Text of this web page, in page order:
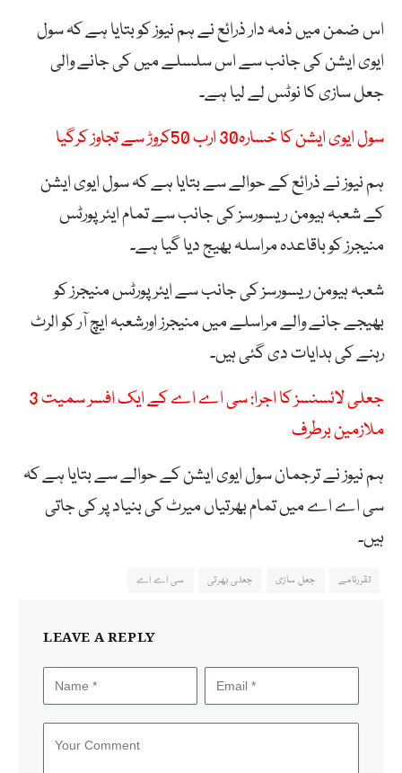
اس ضمن میں ذمہ دار ذرائع نے ہم نیوز کو بتایا ہے کہ سول
ایوی ایشن کی جانب سے اس سلسلے میں کی جانے والی
جعل سازی کا نوٹس لے لیا ہے۔
سول ایوی ایشن کا خسارہ30 ارب 50کروڑ سے تجاوز کرگیا
ہم نیوز نے ذرائع کے حوالے سے بتایا ہے کہ سول ایوی ایشن
کے شعبہ ہیومن ریسورسز کی جانب سے تمام ایئرپورٹس
منیجرز کو باقاعدہ مراسلہ بھیج دیا گیا ہے۔
شعبہ ہیومن ریسورسز کی جانب سے ایئرپورٹس منیجرز کو
بھیجے جانے والے مراسلے میں منیجرز اورشعبہ ایچ آر کو الرٹ
رہنے کی ہدایات دی گئی ہیں۔
جعلی لائسنسز کا اجرا: سی اے اے کے ایک افسر سمیت 3
ملازمین برطرف
ہم نیوز نے ترجمان سول ایوی ایشن کے حوالے سے بتایا ہے کہ
سی اے اے میں تمام بھرتیاں میرٹ کی بنیاد پر کی جاتی
ہیں۔
تقررنامے جعل سازی جعلی بھرتی سی اے اے
LEAVE A REPLY